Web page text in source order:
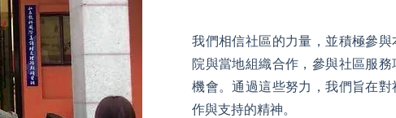
我們相信社區的力量，並積極參
院與當地組織合作，參與社區服
機會。通過這些努力，我們旨在
作與支持的精神。